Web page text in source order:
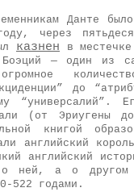
Данте
через
казнен в
— один из
до
“универсалий”.
(от Эриугены
книгой
английский
английский
ней, а о другом
522 годами.